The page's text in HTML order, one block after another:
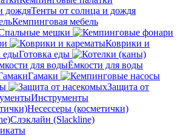
Тенты от солнца и дождя
Кемпинговая мебель
мешки
Коврики и
Готовка еды
Ёмкости для воды
Гамаки
Защита от
Инструменты
Несессеры (косметички)
Слэклайн (Slackline)